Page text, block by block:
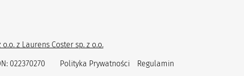
z Laurens Coster sp. z o.o.
Polityka Prywatności Regulamin
022370270